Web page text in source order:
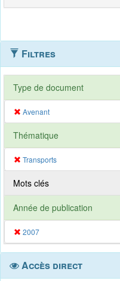
Filtres
Type de document
Avenant
Thématique
Transports
Mots clés
Année de publication
2007
Accès direct